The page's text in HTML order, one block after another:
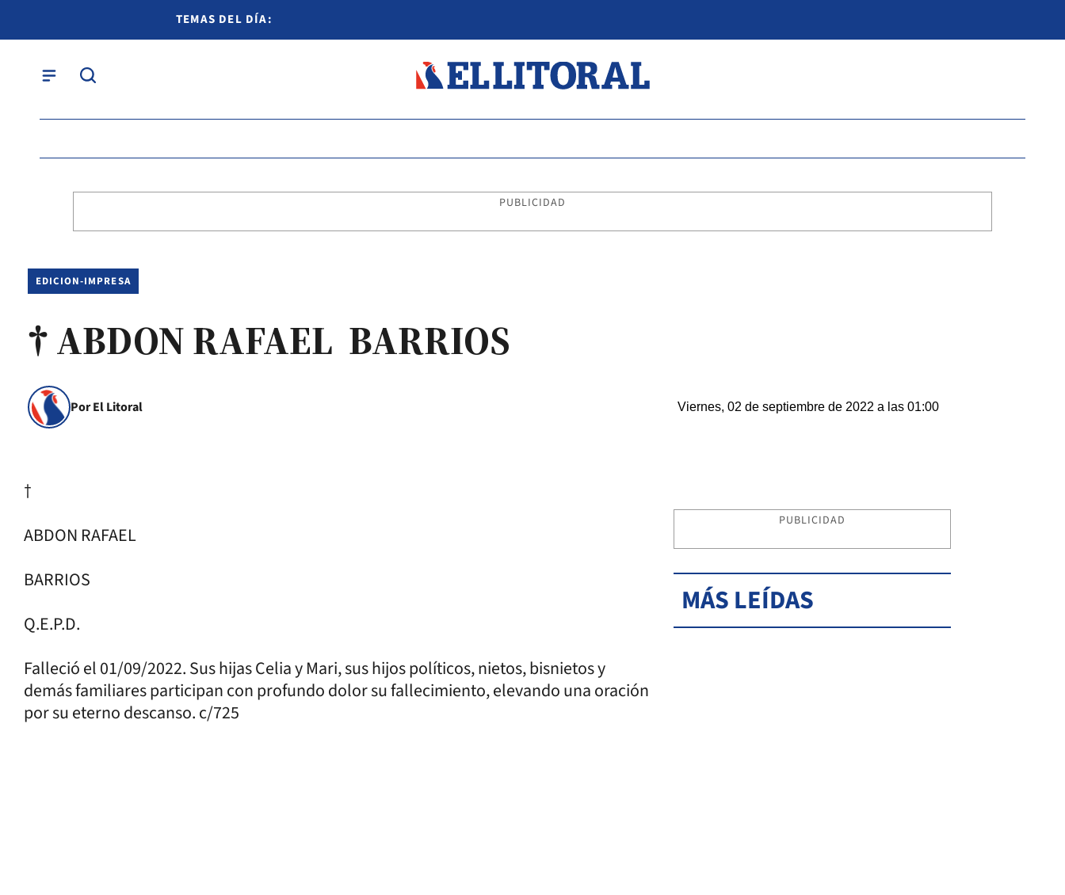
TEMAS DEL DÍA:
PUBLICIDAD
EDICION-IMPRESA
† ABDON RAFAEL BARRIOS
Por El Litoral Viernes, 02 de septiembre de 2022 a las 01:00
†
ABDON RAFAEL
BARRIOS
Q.E.P.D.
Falleció el 01/09/2022. Sus hijas Celia y Mari, sus hijos políticos, nietos, bisnietos y
demás familiares participan con profundo dolor su fallecimiento, elevando una oración
por su eterno descanso. c/725
PUBLICIDAD
MÁS LEÍDAS